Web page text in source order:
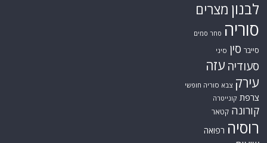
לבנון מצרים
סוריה סחר סמים
סייבר סין סיני
סעודיה עזה
עירק צבא סוריה חופשי
צרפת קונייטרה
קורונה קטאר
רוסיה רפואה